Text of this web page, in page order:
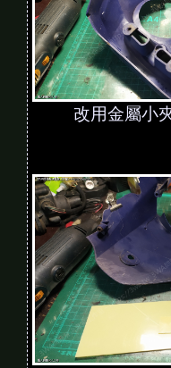
改用金屬小